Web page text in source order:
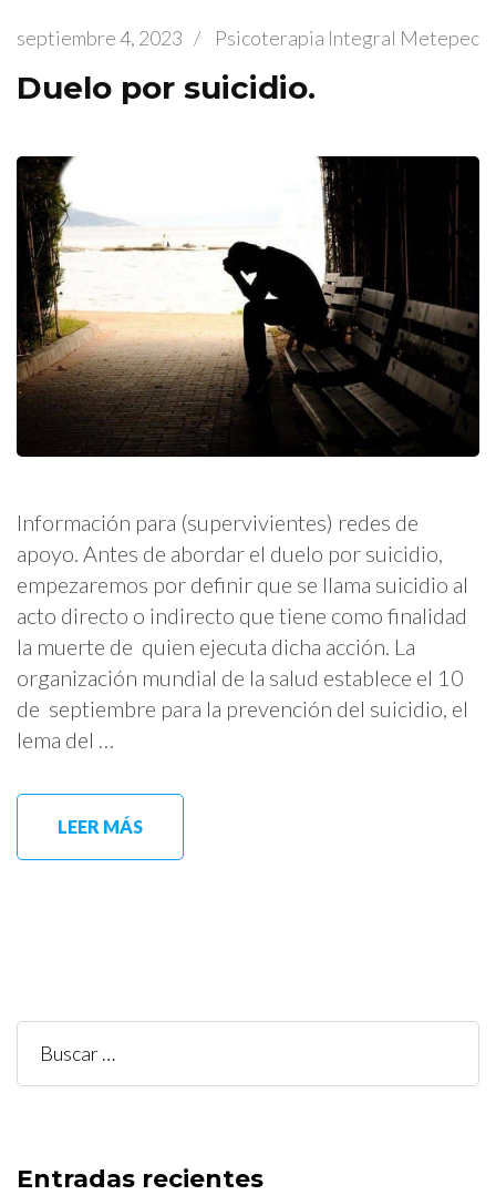
septiembre 4, 2023 / Psicoterapia Integral Metepec
Duelo por suicidio.
Información para (supervivientes) redes de
apoyo. Antes de abordar el duelo por suicidio,
empezaremos por definir que se llama suicidio al
acto directo o indirecto que tiene como finalidad
la muerte de quien ejecuta dicha acción. La
organización mundial de la salud establece el 10
de septiembre para la prevención del suicidio, el
lema del …
LEER MÁS
Buscar:
Entradas recientes